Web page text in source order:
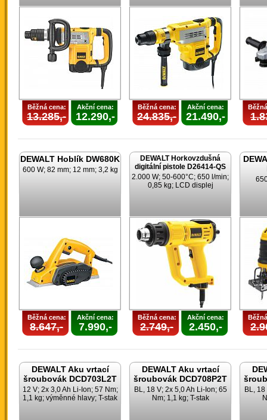
Běžná cena:
13.285,-
Akční cena:
12.290,-
Běžná cena:
24.835,-
Akční cena:
21.490,-
DEWALT Hoblík DW680K
600 W; 82 mm; 12 mm; 3,2 kg
Běžná cena:
8.647,-
Akční cena:
7.990,-
DEWALT Horkovzdušná
digitální pistole D26414-QS
2.000 W; 50-600°C; 650 l/min;
0,85 kg; LCD displej
Běžná cena:
2.749,-
Akční cena:
2.450,-
DEWALT Aku vrtací
šroubovák DCD703L2T
12 V; 2x 3,0 Ah Li-Ion; 57 Nm;
1,1 kg; výměnné hlavy; T-stak
DEWALT Aku vrtací
šroubovák DCD708P2T
BL, 18 V; 2x 5,0 Ah Li-Ion; 65
Nm; 1,1 kg; T-stak
BL,